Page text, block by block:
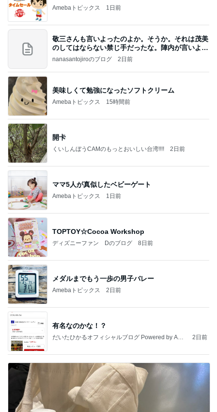
Amebaトピックス 1日前
敬三さんも言いよったのよか。そうか。それは茂美
のしてはならない禁じ手だったな。陣内が言いよる
のよ
nanasantojiroのブログ 2日前
美味しくて勉強になったソフトクリーム
Amebaトピックス 15時間前
開卡
くいしんぼうCAMのもっとおいしい台湾!!!! 2日前
ママ5人が真似したベビーゲート
Amebaトピックス 1日前
TOPTOY☆Cocoa Workshop
ディズニーファン Dのブログ 8日前
メダルまでもう一歩の男子バレー
Amebaトピックス 2日前
有名なのかな！？
だいたひかるオフィシャルブログ Powered by Ame
2日前